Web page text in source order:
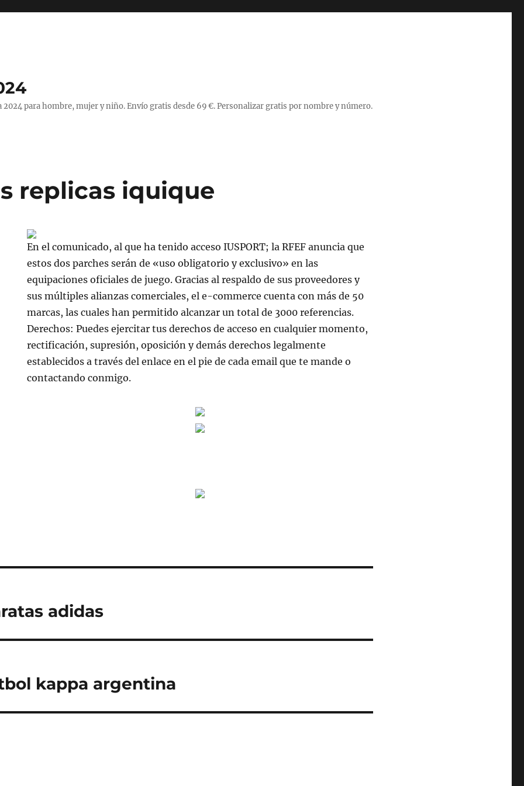
para hombre, mujer y niño. Envío gratis desde 69 €. Personalizar gratis por nombre y número.
replicas iquique
En el comunicado, al que ha tenido acceso IUSPORT; la RFEF anuncia que
estos dos parches serán de «uso obligatorio y exclusivo» en las
equipaciones oficiales de juego. Gracias al respaldo de sus proveedores y
sus múltiples alianzas comerciales, el e-commerce cuenta con más de 50
marcas, las cuales han permitido alcanzar un total de 3000 referencias.
Derechos: Puedes ejercitar tus derechos de acceso en cualquier momento,
rectificación, supresión, oposición y demás derechos legalmente
establecidos a través del enlace en el pie de cada email que te mande o
contactando conmigo.
adidas
kappa argentina